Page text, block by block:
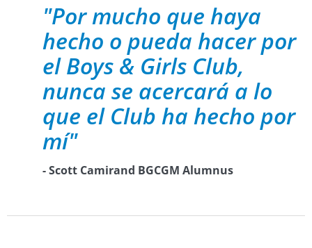
"Por mucho que haya
hecho o pueda hacer por
el Boys & Girls Club,
nunca se acercará a lo
que el Club ha hecho por
mí"
- Scott Camirand BGCGM Alumnus